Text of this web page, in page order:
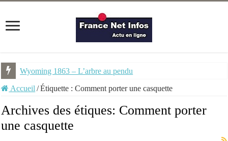
Wyoming 1863 – L’arbre au pendu
Accueil /Étiquette :Comment porter une casquette
Archives des étiques: Comment porter
une casquette